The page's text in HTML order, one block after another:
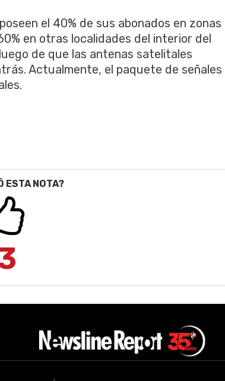
el 40% de sus abonados en zonas
en otras localidades del interior del
de que las antenas satelitales
Actualmente, el paquete de señales
ESTA NOTA?